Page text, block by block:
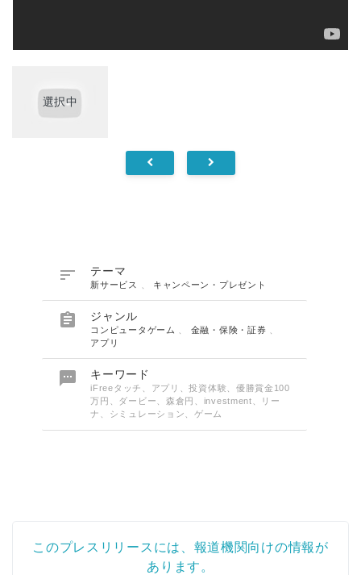
選択中
 テーマ
新サービス キャンペーン・プレゼント
 ジャンル
コンピュータゲーム 金融・保険・証券
アプリ
 キーワード
iFreeタッチ、アプリ、投資体験、優勝賞金100
万円、ダービー、森倉円、investment、リー
ナ、シミュレーション、ゲーム
このプレスリリースには、報道機関向けの情報が
あります。